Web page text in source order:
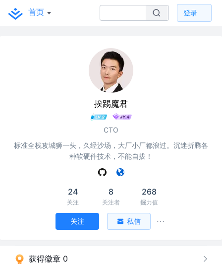
首页 登录
挨踢魔君
CTO
标准全栈攻城狮一头，久经沙场，大厂小厂都浪过。沉迷折腾各
种软硬件技术，不能自拔！
24
关注
8
关注者
268
掘力值
关注 私信
获得徽章 0